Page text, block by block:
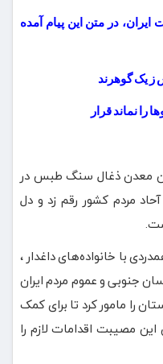
در متن این پیام آمده
ز یک گوهرند
را نماند قرار
معدن ذغال سنگ طبس در
مردم کشور رقم‌ زد و دل
با خانواده‌های داغدار ،
جنوبی و عموم مردم ایران
را مامور کرد تا برای کمک
این مصیبت اقدامات لازم را